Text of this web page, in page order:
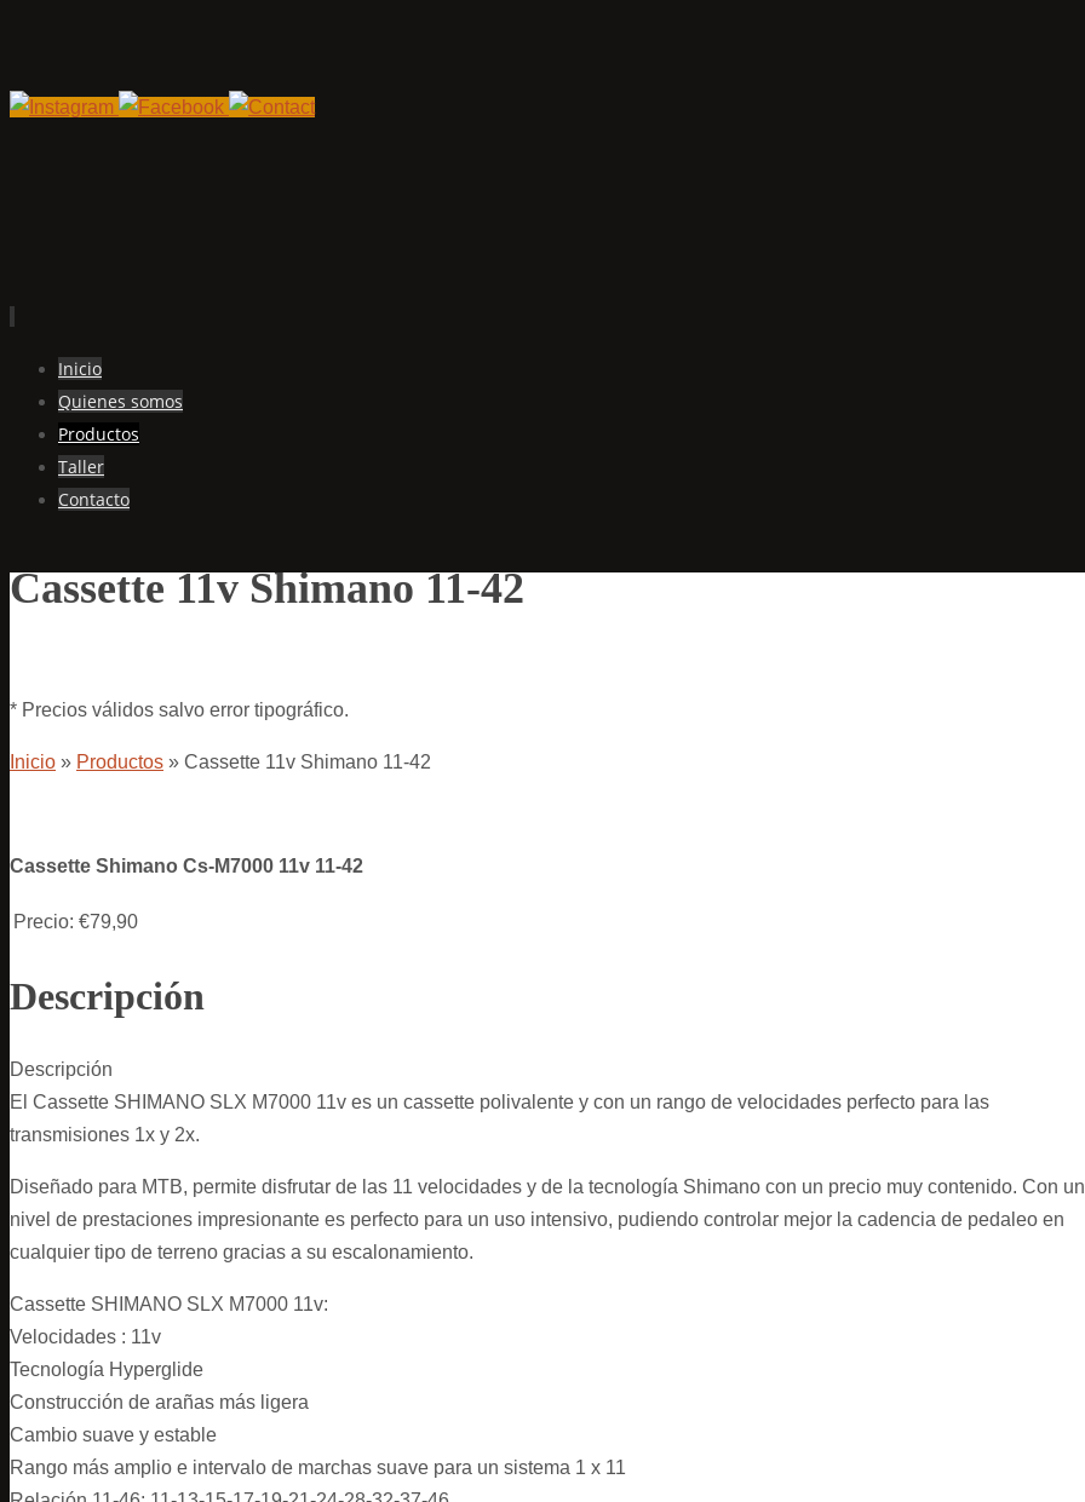
contenido
Inicio
Quienes somos
Productos
Taller
Contacto
Cassette 11v Shimano 11-42
* Precios válidos salvo error tipográfico.
Inicio » Productos » Cassette 11v Shimano 11-42
Cassette Shimano Cs-M7000 11v 11-42
Precio: €79,90
Descripción
Descripción
El Cassette SHIMANO SLX M7000 11v es un cassette polivalente y con un rango de velocidades perfecto para las
transmisiones 1x y 2x.
Diseñado para MTB, permite disfrutar de las 11 velocidades y de la tecnología Shimano con un precio muy contenido. Con un
nivel de prestaciones impresionante es perfecto para un uso intensivo, pudiendo controlar mejor la cadencia de pedaleo en
cualquier tipo de terreno gracias a su escalonamiento.
Cassette SHIMANO SLX M7000 11v:
Velocidades : 11v
Tecnología Hyperglide
Construcción de arañas más ligera
Cambio suave y estable
Rango más amplio e intervalo de marchas suave para un sistema 1 x 11